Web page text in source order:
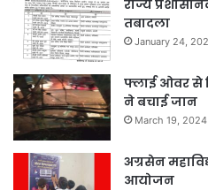
राज्य
तबादला
January 24,
फ्लाई ओवर से
ने बचाई जान
March 19, 2024
अग्रसेन
आयोजन